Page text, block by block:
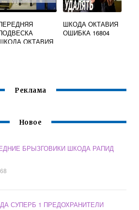
ОКТАВИЯ
ШКОДА ОКТАВИЯ
ОШИБКА 16804
Реклама
Новое
БРЫЗГОВИКИ ШКОДА РАПИД
СУПЕРБ 1 ПРЕДОХРАНИТЕЛИ